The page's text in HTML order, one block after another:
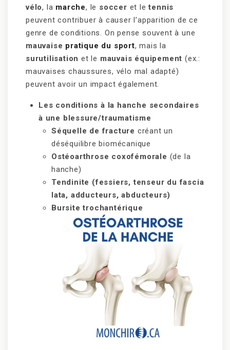
vélo, la marche, le soccer et letennis
peuvent contribuer à causer l’apparition de ce
genre de conditions. On pense souvent à une
mauvaise pratique du sport, mais la
surutilisation et le mauvais équipement (ex.:
mauvaises chaussures, vélo mal adapté)
peuvent avoir un impact également.
Les conditions à la hanche secondaires
à une blessure/traumatisme
Séquelle de fracture créant un
déséquilibre biomécanique
Ostéoarthrose coxofémorale (de la
hanche)
Tendinite (fessiers, tenseur du fascia
lata, adducteurs, abducteurs)
Bursite trochantérique